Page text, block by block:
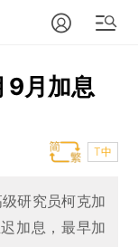
9月加息
T中
研究员柯克加
加息，最早加